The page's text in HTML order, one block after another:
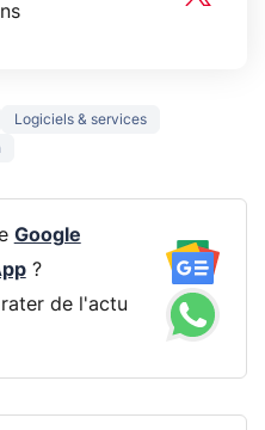
Logiciels & services
Google
?
de l'actu